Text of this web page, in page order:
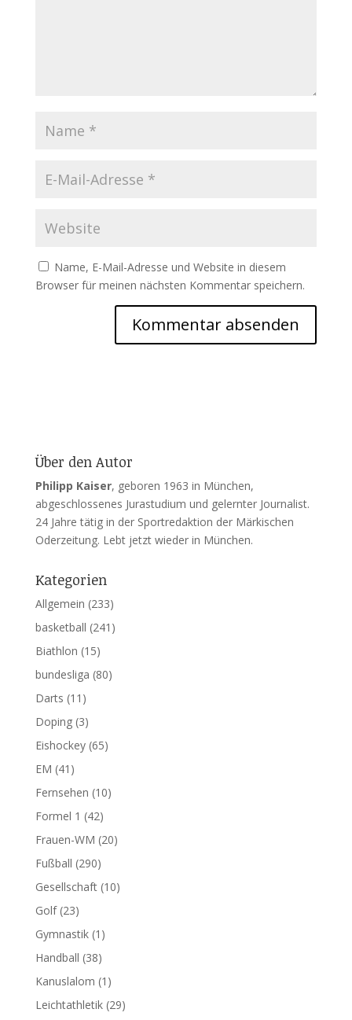
Name, E-Mail-Adresse und Website in diesem
Browser für meinen nächsten Kommentar speichern.
Über den Autor
Philipp Kaiser, geboren 1963 in München,
abgeschlossenes Jurastudium und gelernter Journalist.
24 Jahre tätig in der Sportredaktion der Märkischen
Oderzeitung. Lebt jetzt wieder in München.
Kategorien
Allgemein (233)
basketball (241)
Biathlon (15)
bundesliga (80)
Darts (11)
Doping(3)
Eishockey(65)
EM (41)
Fernsehen (10)
Formel 1 (42)
Frauen-WM (20)
Fußball (290)
Gesellschaft(10)
Golf(23)
Gymnastik(1)
Handball (38)
Kanuslalom (1)
Leichtathletik(29)